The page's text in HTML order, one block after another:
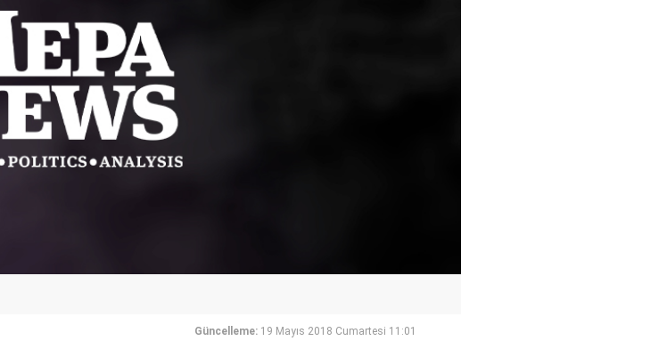
Güncelleme: 19 Mayıs 2018 Cumartesi 11:01